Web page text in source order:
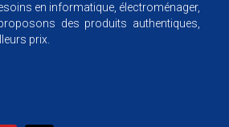
en informatique, électroménager,
des produits authentiques,
prix.